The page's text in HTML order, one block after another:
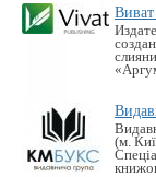
(м.